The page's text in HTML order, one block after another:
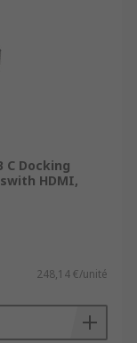
C Docking
HDMI,
248,14 €/unité